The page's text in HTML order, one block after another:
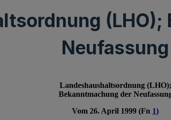
(LHO);
Neufassung